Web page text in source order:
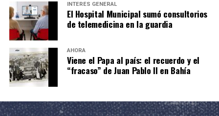
INTERÉS GENERAL
El Hospital Municipal sumó consultorios
de telemedicina en la guardia
AHORA
Viene el Papa al país: el recuerdo y el
“fracaso” de Juan Pablo II en Bahía